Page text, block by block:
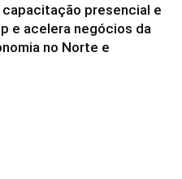
presencial e
e acelera negócios da
no Norte e